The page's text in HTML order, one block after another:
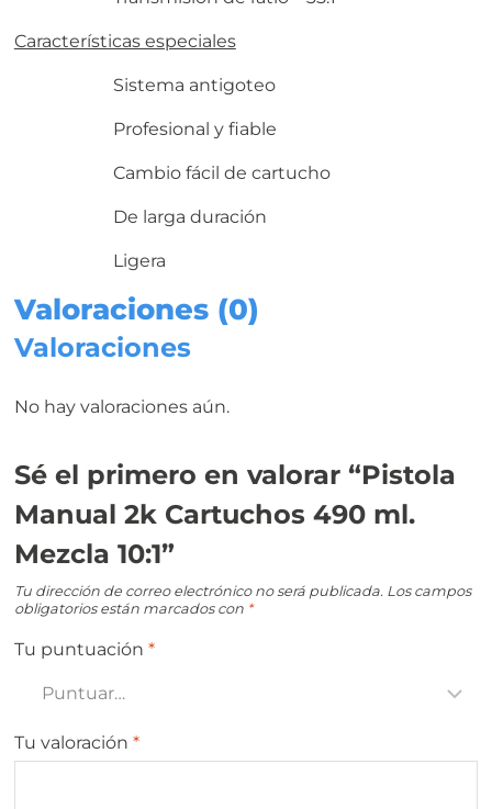
Características especiales
Sistema antigoteo
Profesional y fiable
Cambio fácil de cartucho
De larga duración
Ligera
Valoraciones (0)
Valoraciones
No hay valoraciones aún.
Sé el primero en valorar “Pistola
Manual 2k Cartuchos 490 ml.
Mezcla 10:1”
Tu dirección de correo electrónico no será publicada. Los campos
obligatorios están marcados con *
Tu puntuación *
Tu valoración *